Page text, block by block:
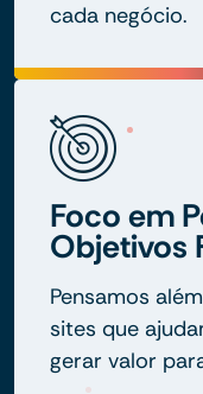
cada negócio.
Foco em
Objetivos
Pensamos
sites que
gerar valor